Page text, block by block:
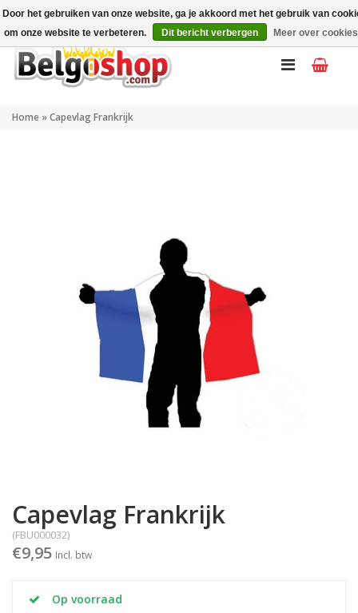
Mijn account NL
Home »Capevlag Frankrijk
Capevlag Frankrijk
(FBU000032)
€9,95 Incl. btw
Op voorraad
Door het gebruiken van onze website, ga je akkoord met het gebruik van
om onze website te verbeteren.
Dit bericht verbergen Meer over